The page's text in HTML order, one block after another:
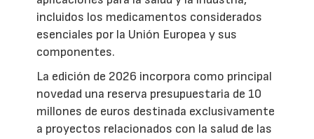
incluidos los medicamentos considerados
esenciales por la Unión Europea y sus
componentes.
La edición de 2026 incorpora como principal
novedad una reserva presupuestaria de 10
millones de euros destinada exclusivamente
a proyectos relacionados con la salud de las